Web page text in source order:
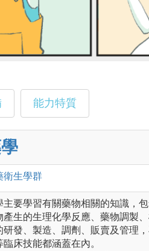
能力特質
衛生學群
主要學習有關藥物相關的知識，
產生的生理化學反應、藥物調製
研發、製造、調劑、販賣及管理
臨床技能都涵蓋在內。